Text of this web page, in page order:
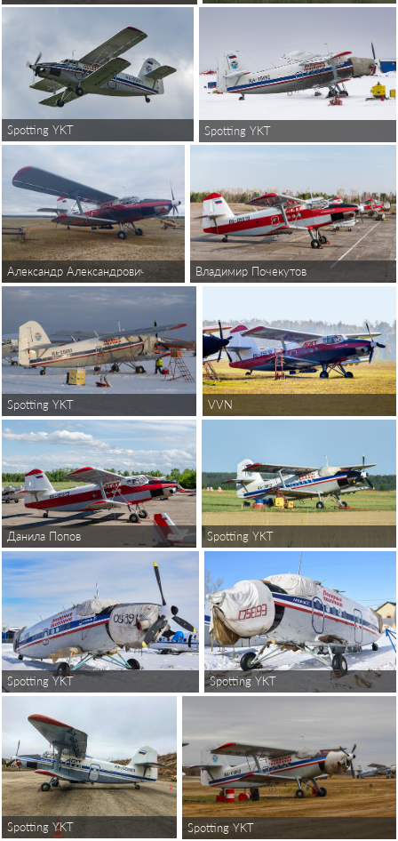
Spotting YKT Spotting YKT
Александр Александрович Владимир Почекутов
Spotting YKT VVN
Данила Попов Spotting YKT
Spotting YKT Spotting YKT
Spotting YKT Spotting YKT